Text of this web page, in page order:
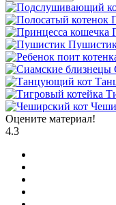
Оцените материал!
4.3